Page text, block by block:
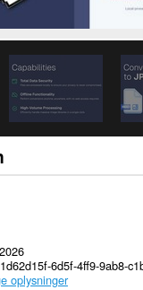
6d5f-4ff9-9ab8-
oplysninger